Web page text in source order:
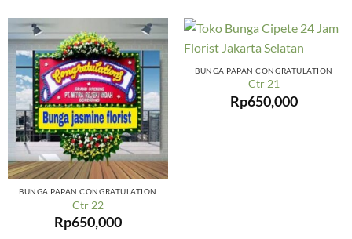
BUNGA PAPAN CONGRATULATION
Ctr 22
Rp650,000
BUNGA PAPAN CONGRATULATION
Ctr 21
Rp650,000